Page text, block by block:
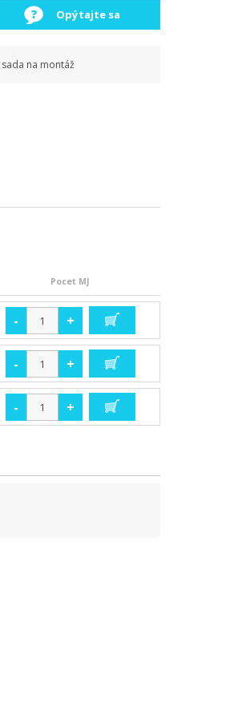
Opýtajte sa
na montáž
Pocet MJ
- +
- +
- +